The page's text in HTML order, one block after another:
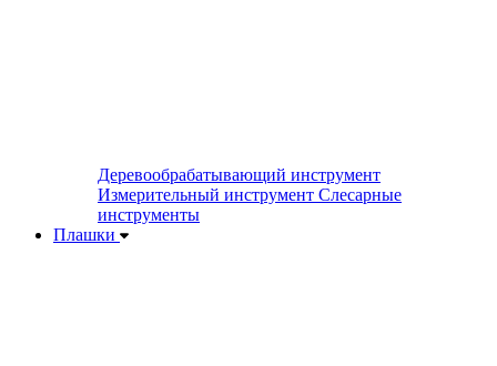
Деревообрабатывающий инструмент
Измерительный инструмент Слесарные
инструменты
Плашки